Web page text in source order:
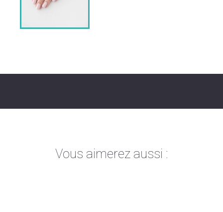
Vous aimerez aussi :